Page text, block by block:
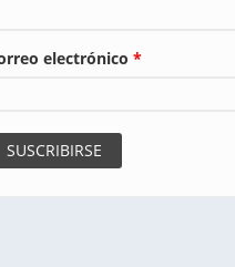
electrónico *